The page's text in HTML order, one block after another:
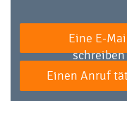
Eine E-
schreiben
Einen Anruf